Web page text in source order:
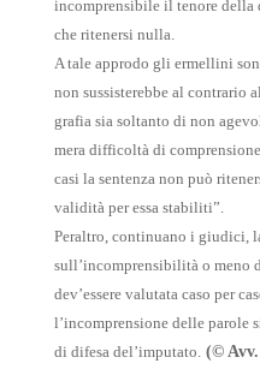
incomprensibile il tenore della
che ritenersi nulla.
A tale approdo gli ermellini
non sussisterebbe al contrario
grafia sia soltanto di non
mera difficoltà di
casi la sentenza non può
validità per essa stabiliti”.
Peraltro, continuano i giudici,
sull’incomprensibilità o meno
dev’essere valutata caso per
l’incomprensione delle parole
di difesa del’imputato. (©